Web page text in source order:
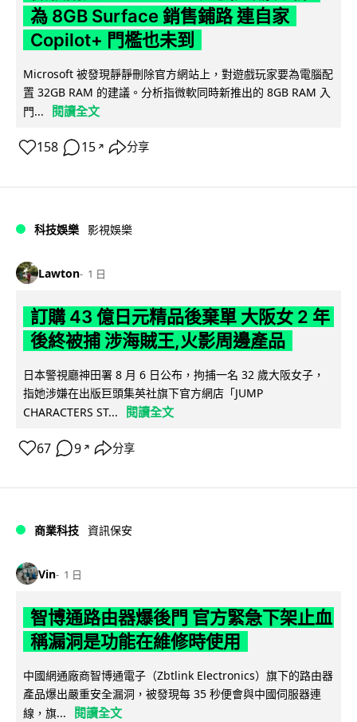
為 8GB Surface 銷售鋪路 連自家
Copilot+ 門檻也未到
Microsoft 被發現靜靜刪除官方網站上，對遊戲玩家要為電腦配
置 32GB RAM 的建議。分析指微軟同時新推出的 8GB RAM 入
門...
閱讀全文
158 15 ↗ 分享
科技娛樂 影視娛樂
Lawton 1 日
訂購 43 億日元精品後棄單 大阪女 2 年
後終被捕 涉海賊王,火影周邊產品
日本警視廳神田署 8 月 6 日公布，拘捕一名 32 歲大阪女子，
指她涉嫌在出版巨頭集英社旗下官方網店「JUMP
CHARACTERS ST...
閱讀全文
67 9 ↗ 分享
商業科技 資訊保安
Vin 1 日
智博通路由器爆後門 官方緊急下架止血
稱漏洞是功能在維修時使用
中國網通廠商智博通電子（Zbtlink Electronics）旗下的路由器
產品爆出嚴重安全漏洞，被發現每 35 秒便會與中國伺服器連
線，旗...
閱讀全文